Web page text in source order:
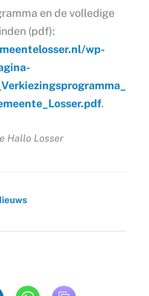
en de volledige
(pdf):
wp-
.
Hallo Losser